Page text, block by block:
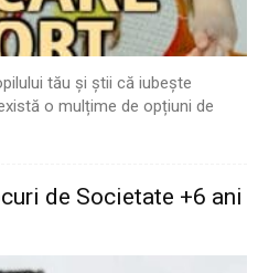
tău și știi că iubește
o mulțime de opțiuni de
de Societate +6 ani